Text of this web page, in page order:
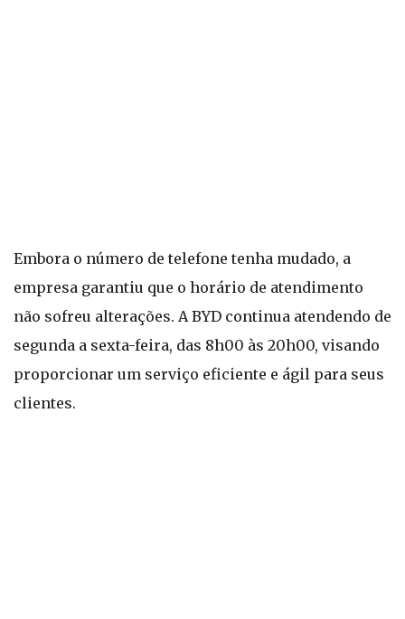
Embora o número de telefone tenha mudado, a
empresa garantiu que o horário de atendimento
não sofreu alterações. A BYD continua atendendo de
segunda a sexta-feira, das 8h00 às 20h00, visando
proporcionar um serviço eficiente e ágil para seus
clientes.